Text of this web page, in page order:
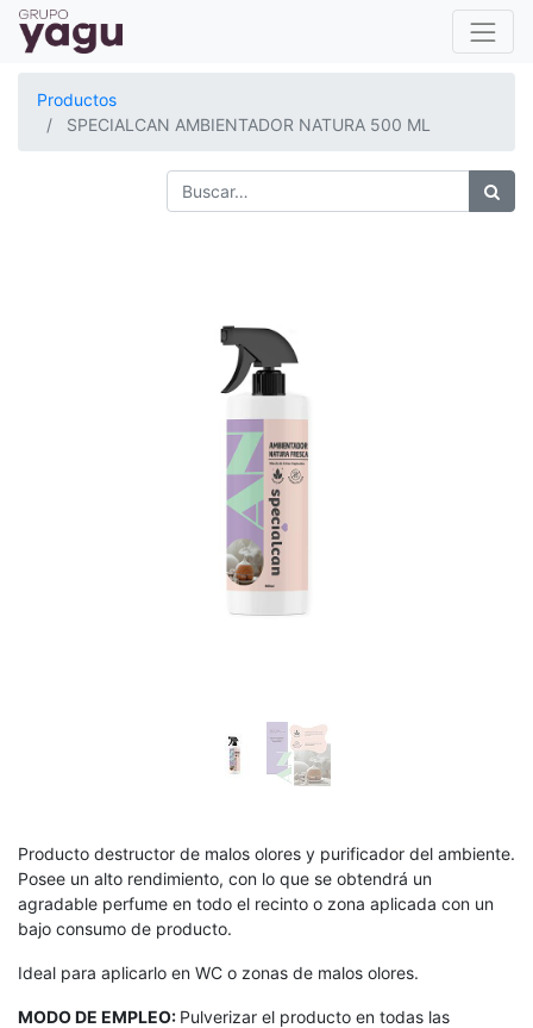
Productos
SPECIALCAN AMBIENTADOR NATURA 500 ML
Producto destructor de malos olores y purificador del ambiente.
Posee un alto rendimiento, con lo que se obtendrá un
agradable perfume en todo el recinto o zona aplicada con un
bajo consumo de producto.
Ideal para aplicarlo en WC o zonas de malos olores.
MODO DE EMPLEO: Pulverizar el producto en todas las